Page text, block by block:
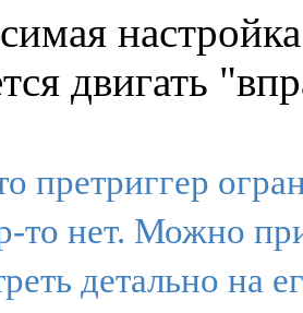
двигать
претриггер
то нет. Можно
детально на